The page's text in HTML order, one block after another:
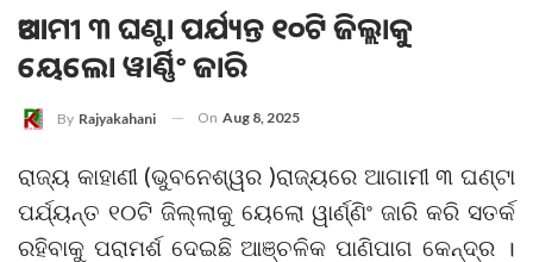
ଆଗାମୀ ୩ ଘଣ୍ଟା ପର୍ଯ୍ୟନ୍ତ ୧୦ଟି ଜିଲ୍ଲାକୁ
ୟେଲୋ ୱାର୍ଣ୍ଣିଂ ଜାରି
By Rajyakahani On Aug 8, 2025
ରାଜ୍ୟ କାହାଣୀ (ଭୁବନେଶ୍ୱର )ରାଜ୍ୟରେ ଆଗାମୀ ୩ ଘଣ୍ଟା
ପର୍ଯ୍ୟନ୍ତ ୧୦ଟି ଜିଲ୍ଲାକୁ ୟେଲୋ ୱାର୍ଣ୍ଣିଂ ଜାରି କରି ସତର୍କ
ରହିବାକୁ ପରାମର୍ଶ ଦେଇଛି ଆଞ୍ଚଳିକ ପାଣିପାଗ କେନ୍ଦ୍ର ।